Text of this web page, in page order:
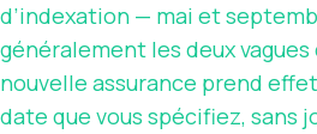
d’indexation — mai et
généralement les deux
nouvelle assurance prend
date que vous spécifiez, sans